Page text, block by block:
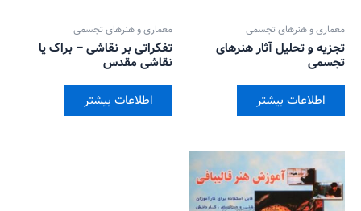
معماری و هنرهای تجسمی
تجزیه و تحلیل آثار هنر‌های
تجسمی
اطلاعات بیشتر
معماری و هنرهای تجسمی
تفکراتی بر نقاشی – براک یا
نقاشی مقدس
اطلاعات بیشتر